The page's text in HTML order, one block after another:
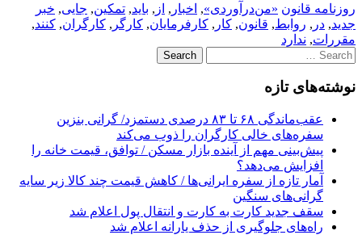
روزنامه قانون «من‌درآوردی», اخبار , از , باید, تمکین, جایی, خبر
جدید, در , روابط, قانون, کار , کارفرمایان, کارگر , کارگران, کنند,
مقررات, ندارد
Search
for:
نوشته‌های تازه
عقب‌ماندگی ۶۸ تا ۸۳ درصدی دستمزد/ گرانی بنزین
سفره‌های خالی کارگران را ذوب می‌کند
پیش‌بینی مهم از آینده بازار مسکن / توافق، قیمت خانه را
افزایش می‌دهد؟
آمار تازه از سفره ایرانی‌ها / کاهش قیمت چند کالا زیر سایه
گرانی‌های سنگین
سقف جدید کارت به کارت و انتقال پول اعلام شد
راه‌های جلوگیری از حذف یارانه اعلام شد